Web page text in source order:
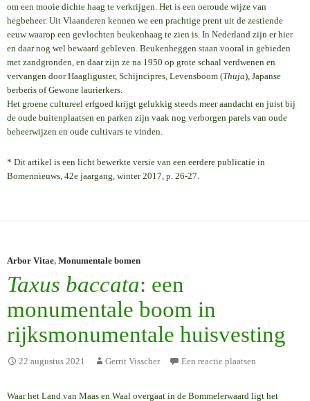
om een mooie dichte haag te verkrijgen. Het is een oeroude wijze van
hegbeheer. Uit Vlaanderen kennen we een prachtige prent uit de zestiende
eeuw waarop een gevlochten beukenhaag te zien is. In Nederland zijn er hier
en daar nog wel bewaard gebleven. Beukenheggen staan vooral in gebieden
met zandgronden, en daar zijn ze na 1950 op grote schaal verdwenen en
vervangen door Haagliguster, Schijncipres, Levensboom (Thuja), Japanse
berberis of Gewone laurierkers.
Het groene cultureel erfgoed krijgt gelukkig steeds meer aandacht en juist bij
de oude buitenplaatsen en parken zijn vaak nog verborgen parels van oude
beheerwijzen en oude cultivars te vinden.
* Dit artikel is een licht bewerkte versie van een eerdere publicatie in
Bomennieuws, 42e jaargang, winter 2017, p. 26-27.
Arbor Vitae, Monumentale bomen
Taxus baccata: een
monumentale boom in
rijksmonumentale huisvesting
22 augustus 2021 Gerrit Visscher Een reactie plaatsen
Waar het Land van Maas en Waal overgaat in de Bommelerwaard ligt het